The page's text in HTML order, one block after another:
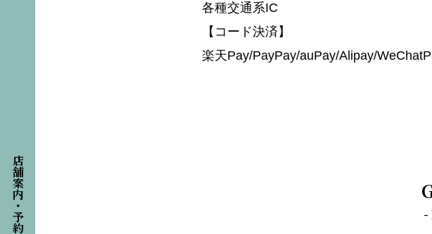
店舗案内・予約
各種交通系IC
【コード決済】
楽天Pay/PayPay/auPay/Alipay/
-